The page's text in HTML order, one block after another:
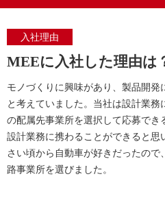
入社理由
MEEに入社した理由は
モノづくりに興味があり、製品開
と考えていました。当社は設計業
の配属先事業所を選択して応募で
設計業務に携わることができると
さい頃から自動車が好きだったの
路事業所を選びました。